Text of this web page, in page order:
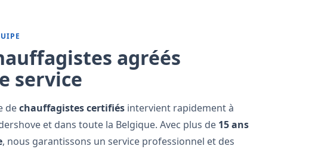
agréés
service
dechauffagistes certifiés intervient rapidement à
et dans toute la Belgique. Avec plus de 15 ans
, nous garantissons un service professionnel et des